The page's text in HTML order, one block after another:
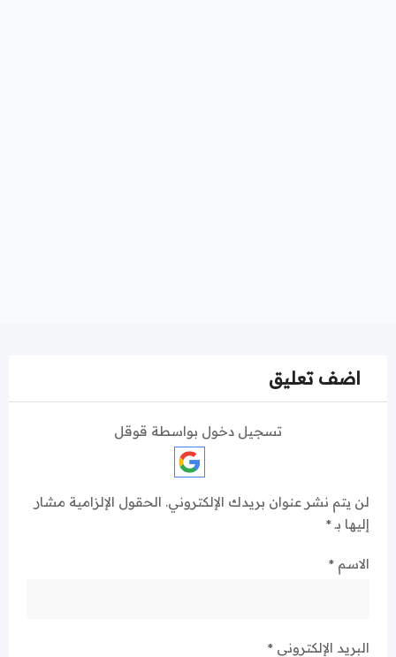
اضف تعليق
تسجيل دخول بواسطة قوقل
لن يتم نشر عنوان بريدك الإلكتروني. الحقول الإلزامية مشار
إليها بـ *
الاسم *
البريد الإلكتروني *